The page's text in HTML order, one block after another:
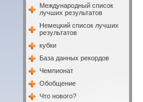
Международный список
лучших результатов
Немецкий список лучших
результатов
кубки
База данных рекордов
Чемпионат
Обобщение
Что нового?